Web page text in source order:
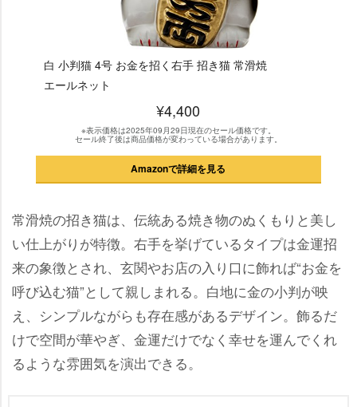
白 小判猫 4号 お金を招く右手 招き猫 常滑焼
エールネット
¥4,400
※表示価格は2025年09月29日現在のセール価格です。
セール終了後は商品価格が変わっている場合があります。
Amazonで詳細を見る
常滑焼の招き猫は、伝統ある焼き物のぬくもりと美し
い仕上がりが特徴。右手を挙げているタイプは金運招
来の象徴とされ、玄関やお店の入り口に飾れば“お金を
呼び込む猫”として親しまれる。白地に金の小判が映
え、シンプルながらも存在感があるデザイン。飾るだ
けで空間が華やぎ、金運だけでなく幸せを運んでくれ
るような雰囲気を演出できる。